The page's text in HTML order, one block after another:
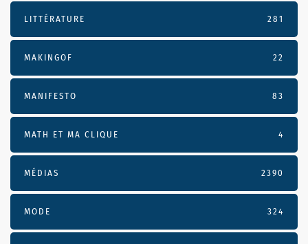
LITTÉRATURE 281
MAKINGOF 22
MANIFESTO 83
MATH ET MA CLIQUE 4
MÉDIAS 2390
MODE 324